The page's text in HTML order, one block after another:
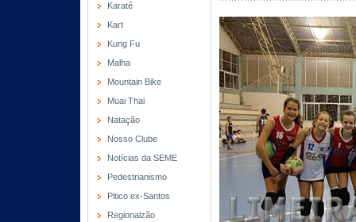
Karatê
Kart
Kung Fu
Malha
Mountain Bike
Muai Thai
Natação
Nosso Clube
Notícias da SEME
Pedestrianismo
Pitico ex-Santos
Regionalzão